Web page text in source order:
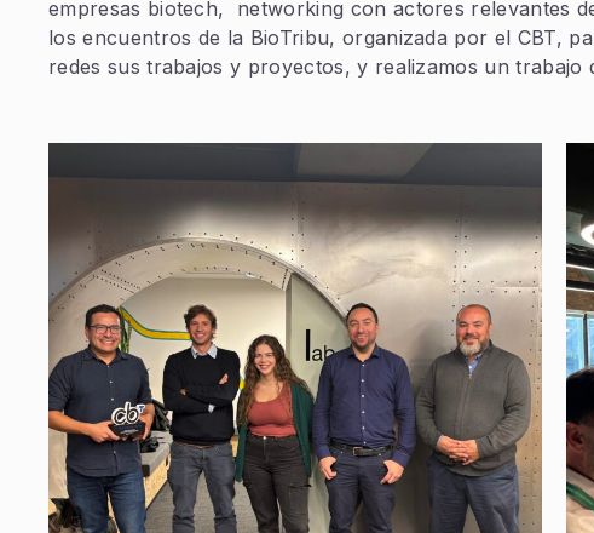
empresas biotech, networking con actores relevantes
los encuentros de la BioTribu, organizada por el CBT,
redes sus trabajos y proyectos, y realizamos un